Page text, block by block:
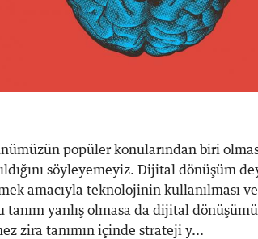
popüler konularından biri
söyleyemeyiz. Dijital dönüşüm
amacıyla teknolojinin kullanılması
tanım yanlış olmasa da dijital
zira tanımın içinde strateji y...